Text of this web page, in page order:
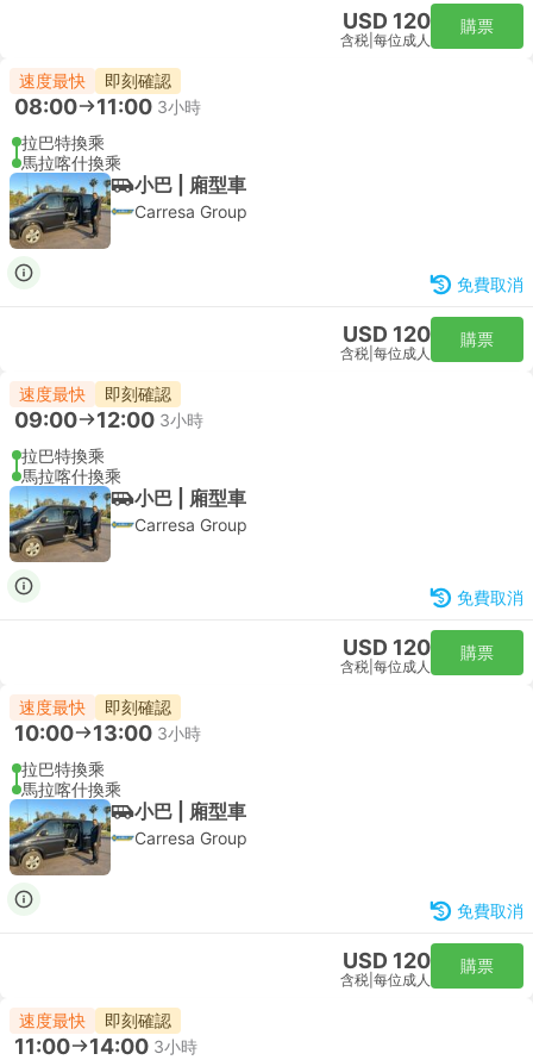
USD 120
含税 每位成人
購票
速度最快 即刻確認
08:00 11:00 3小時
拉巴特換乘
馬拉喀什換乘
小巴 | 廂型車
Carresa Group
免費取消
USD 120
含税 每位成人
購票
速度最快 即刻確認
09:00 12:00 3小時
拉巴特換乘
馬拉喀什換乘
小巴 | 廂型車
Carresa Group
免費取消
USD 120
含税 每位成人
購票
速度最快 即刻確認
10:00 13:00 3小時
拉巴特換乘
馬拉喀什換乘
小巴 | 廂型車
Carresa Group
免費取消
USD 120
含税 每位成人
購票
速度最快 即刻確認
11:00 14:00 3小時